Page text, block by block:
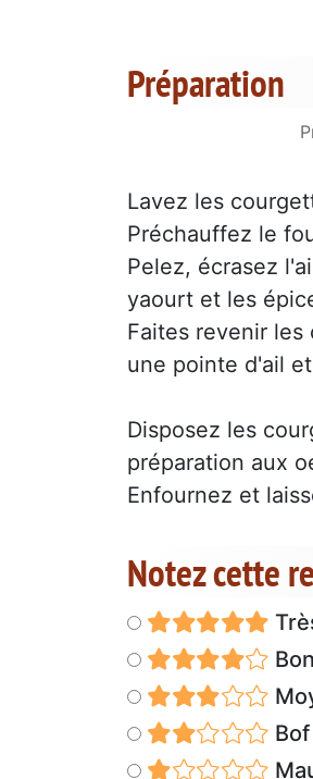
Préparation
Lavez les
Préchauffez le
Pelez, écrasez
yaourt et les
Faites revenir
une pointe d'ail
Disposez les
préparation aux
Enfournez et
Notez cette
Bon
Bof